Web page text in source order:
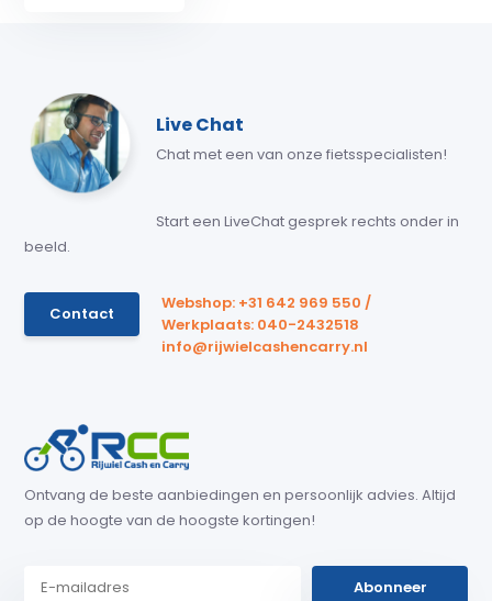
Live Chat
Chat met een van onze fietsspecialisten!
Start een LiveChat gesprek rechts onder in
beeld.
Contact
Webshop: +31 642 969 550 /
Werkplaats: 040-2432518
info@rijwielcashencarry.nl
Ontvang de beste aanbiedingen en persoonlijk advies. Altijd
op de hoogte van de hoogste kortingen!
Abonneer